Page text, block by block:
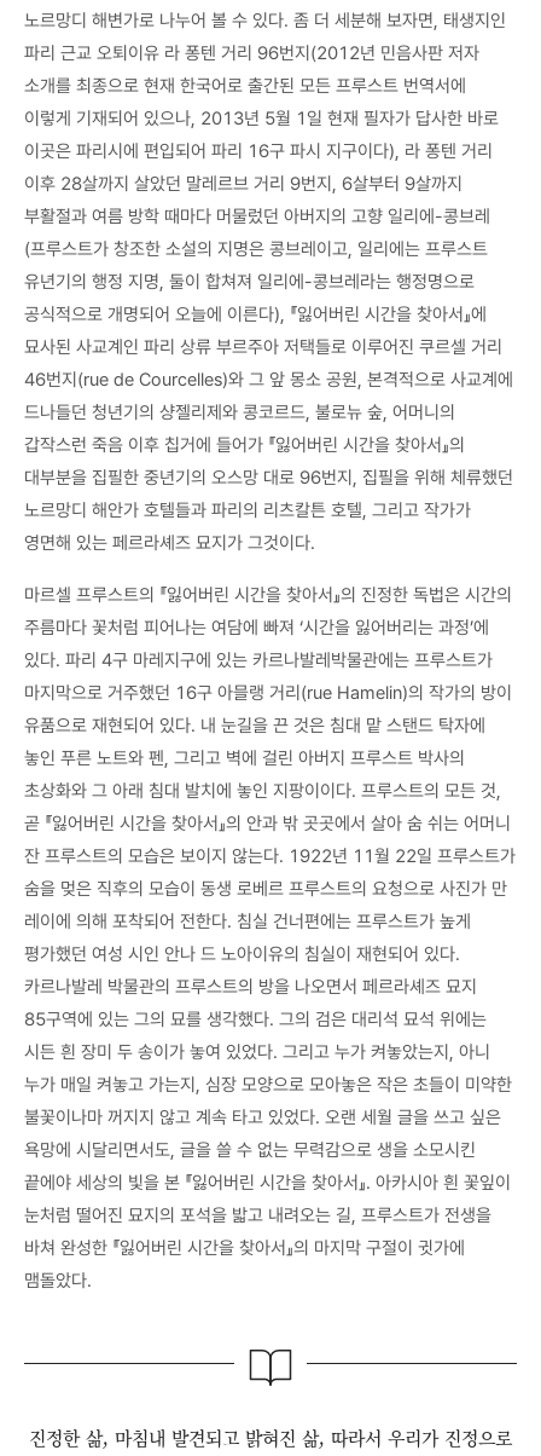
노르망디 해변가로 나누어 볼 수 있다. 좀 더 세분해 보자면, 태생지인
파리 근교 오퇴이유 라 퐁텐 거리 96번지(2012년 민음사판 저자
소개를 최종으로 현재 한국어로 출간된 모든 프루스트 번역서에
이렇게 기재되어 있으나, 2013년 5월 1일 현재 필자가 답사한 바로
이곳은 파리시에 편입되어 파리 16구 파시 지구이다), 라 퐁텐 거리
이후 28살까지 살았던 말레르브 거리 9번지, 6살부터 9살까지
부활절과 여름 방학 때마다 머물렀던 아버지의 고향 일리에-콩브레
(프루스트가 창조한 소설의 지명은 콩브레이고, 일리에는 프루스트
유년기의 행정 지명, 둘이 합쳐져 일리에-콩브레라는 행정명으로
공식적으로 개명되어 오늘에 이른다), 『잃어버린 시간을 찾아서』에
묘사된 사교계인 파리 상류 부르주아 저택들로 이루어진 쿠르셀 거리
46번지(rue de Courcelles)와 그 앞 몽소 공원, 본격적으로 사교계에
드나들던 청년기의 샹젤리제와 콩코르드, 불로뉴 숲, 어머니의
갑작스런 죽음 이후 칩거에 들어가 『잃어버린 시간을 찾아서』의
대부분을 집필한 중년기의 오스망 대로 96번지, 집필을 위해 체류했던
노르망디 해안가 호텔들과 파리의 리츠칼튼 호텔, 그리고 작가가
영면해 있는 페르라셰즈 묘지가 그것이다.
마르셀 프루스트의 『잃어버린 시간을 찾아서』의 진정한 독법은 시간의
주름마다 꽃처럼 피어나는 여담에 빠져 ‘시간을 잃어버리는 과정’에
있다. 파리 4구 마레지구에 있는 카르나발레박물관에는 프루스트가
마지막으로 거주했던 16구 아믈랭 거리(rue Hamelin)의 작가의 방이
유품으로 재현되어 있다. 내 눈길을 끈 것은 침대 맡 스탠드 탁자에
놓인 푸른 노트와 펜, 그리고 벽에 걸린 아버지 프루스트 박사의
초상화와 그 아래 침대 발치에 놓인 지팡이이다. 프루스트의 모든 것,
곧 『잃어버린 시간을 찾아서』의 안과 밖 곳곳에서 살아 숨 쉬는 어머니
잔 프루스트의 모습은 보이지 않는다. 1922년 11월 22일 프루스트가
숨을 멎은 직후의 모습이 동생 로베르 프루스트의 요청으로 사진가 만
레이에 의해 포착되어 전한다. 침실 건너편에는 프루스트가 높게
평가했던 여성 시인 안나 드 노아이유의 침실이 재현되어 있다.
카르나발레 박물관의 프루스트의 방을 나오면서 페르라셰즈 묘지
85구역에 있는 그의 묘를 생각했다. 그의 검은 대리석 묘석 위에는
시든 흰 장미 두 송이가 놓여 있었다. 그리고 누가 켜놓았는지, 아니
누가 매일 켜놓고 가는지, 심장 모양으로 모아놓은 작은 초들이 미약한
불꽃이나마 꺼지지 않고 계속 타고 있었다. 오랜 세월 글을 쓰고 싶은
욕망에 시달리면서도, 글을 쓸 수 없는 무력감으로 생을 소모시킨
끝에야 세상의 빛을 본 『잃어버린 시간을 찾아서』. 아카시아 흰 꽃잎이
눈처럼 떨어진 묘지의 포석을 밟고 내려오는 길, 프루스트가 전생을
바쳐 완성한 『잃어버린 시간을 찾아서』의 마지막 구절이 귓가에
맴돌았다.
진정한 삶, 마침내 발견되고 밝혀진 삶, 따라서 우리가 진정으로